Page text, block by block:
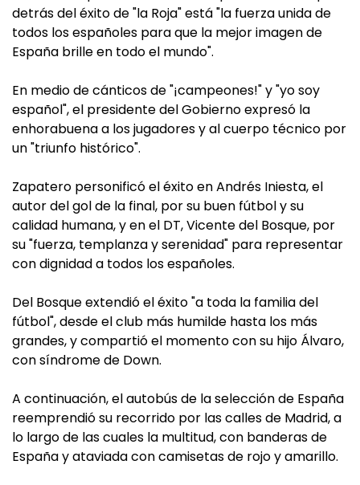
detrás del éxito de "la Roja" está "la fuerza unida de
todos los españoles para que la mejor imagen de
España brille en todo el mundo".
En medio de cánticos de "¡campeones!" y "yo soy
español", el presidente del Gobierno expresó la
enhorabuena a los jugadores y al cuerpo técnico por
un "triunfo histórico".
Zapatero personificó el éxito en Andrés Iniesta, el
autor del gol de la final, por su buen fútbol y su
calidad humana, y en el DT, Vicente del Bosque, por
su "fuerza, templanza y serenidad" para representar
con dignidad a todos los españoles.
Del Bosque extendió el éxito "a toda la familia del
fútbol", desde el club más humilde hasta los más
grandes, y compartió el momento con su hijo Álvaro,
con síndrome de Down.
A continuación, el autobús de la selección de España
reemprendió su recorrido por las calles de Madrid, a
lo largo de las cuales la multitud, con banderas de
España y ataviada con camisetas de rojo y amarillo.